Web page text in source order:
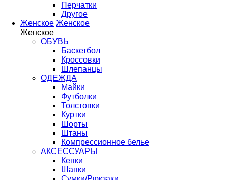
Перчатки
Другое
Женское Женское
Женское
ОБУВЬ
Баскетбол
Кроссовки
Шлепанцы
ОДЕЖДА
Майки
Футболки
Толстовки
Куртки
Шорты
Штаны
Компрессионное белье
АКСЕССУАРЫ
Кепки
Шапки